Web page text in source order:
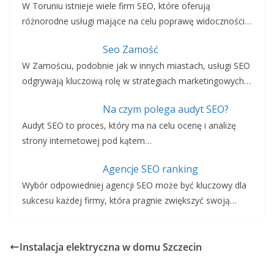
W Toruniu istnieje wiele firm SEO, które oferują
różnorodne usługi mające na celu poprawę widoczności…
Seo Zamość
W Zamościu, podobnie jak w innych miastach, usługi SEO
odgrywają kluczową rolę w strategiach marketingowych…
Na czym polega audyt SEO?
Audyt SEO to proces, który ma na celu ocenę i analizę
strony internetowej pod kątem…
Agencje SEO ranking
Wybór odpowiedniej agencji SEO może być kluczowy dla
sukcesu każdej firmy, która pragnie zwiększyć swoją…
Instalacja elektryczna w domu Szczecin